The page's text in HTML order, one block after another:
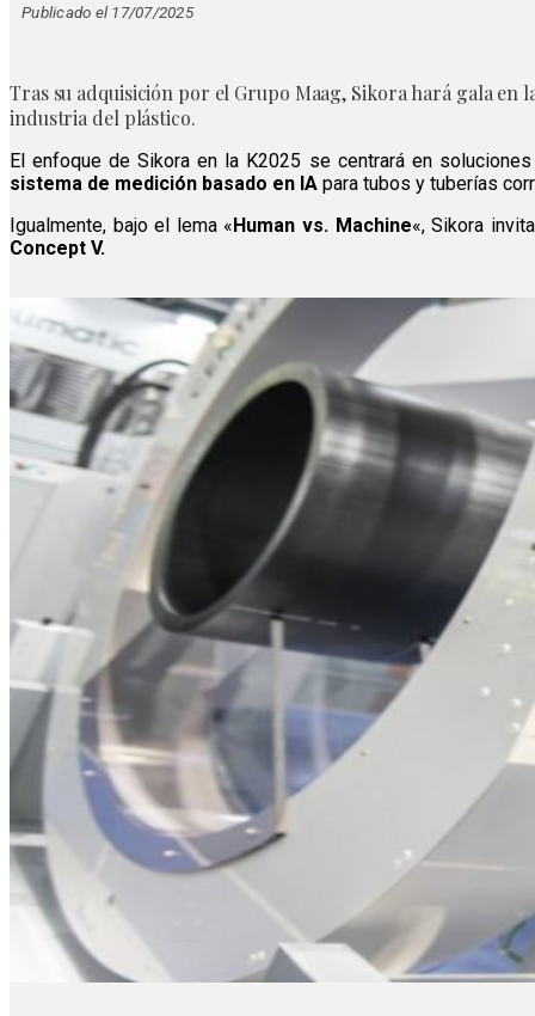
Publicado el 17/07/2025
Tras su adquisición por el Grupo Maag, Sikora hará gala
industria del plástico.
El enfoque de Sikora en la K2025 se centrará en
sistema de medición basado en IA para tubos y tuberías
Igualmente, bajo el lema « Human vs. Machine«, Sikora
Concept V.